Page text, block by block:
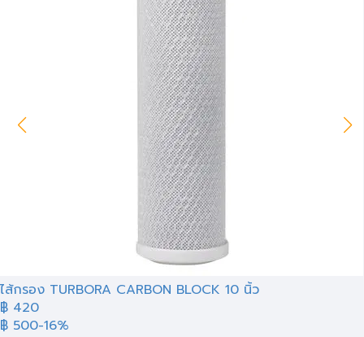
ไส้กรอง TURBORA CARBON BLOCK 10 นิ้ว
฿ 420
฿ 500-16%